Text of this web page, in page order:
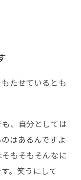
たせているとも
も、自分としては
はあるんですよ
もそもそんなに
。笑うにして